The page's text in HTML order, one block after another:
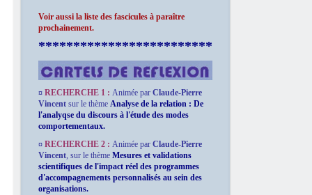
Voir aussi la liste des fascicules à paraître
prochainement.
*************************
¤ RECHERCHE 1 : Animée par Claude-Pierre
Vincent sur le thème Analyse de la relation : De
l'analyqse du discours à l'étude des modes
comportementaux.
¤ RECHERCHE 2 : Animée par Claude-Pierre
Vincent, sur le thème Mesures et validations
scientifiques de l'impact réel des programmes
d'accompagnements personnalisés au sein des
organisations.